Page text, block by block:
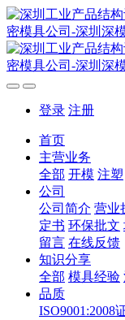
登录 注册
首页
主营业务
全部 开模 注塑
公司
公司简介 营业
定书 环保批文
留言 在线反馈
知识分享
全部 模具经验
品质
ISO9001:2008